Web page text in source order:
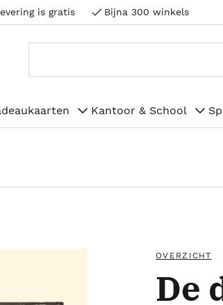
is gratis Bijna 300 winkels
Kantoor & School
OVERZICHT
De